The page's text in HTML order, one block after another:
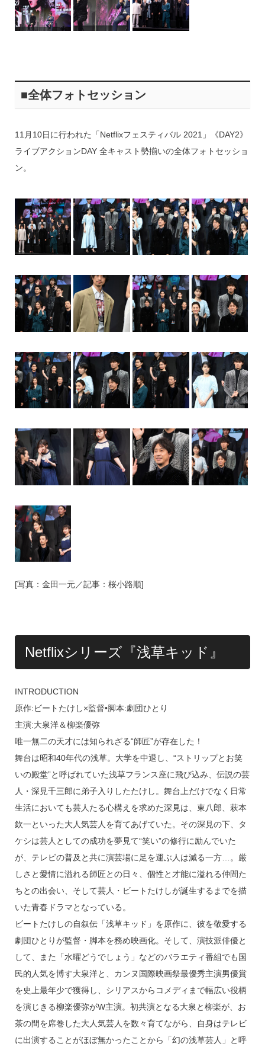
■全体フォトセッション
11月10日に行われた「Netflixフェスティバル 2021」《DAY2》
ライブアクションDAY 全キャスト勢揃いの全体フォトセッショ
ン。
[写真：金田一元／記事：桜小路順]
Netflixシリーズ『浅草キッド』
INTRODUCTION
原作:ビートたけし×監督•脚本:劇団ひとり
主演:大泉洋＆柳楽優弥
唯一無二の天才には知られざる“師匠”が存在した！
舞台は昭和40年代の浅草。大学を中退し、“ストリップとお笑
いの殿堂”と呼ばれていた浅草フランス座に飛び込み、伝説の芸
人・深見千三郎に弟子入りしたたけし。舞台上だけでなく日常
生活においても芸人たる心構えを求めた深見は、東八郎、萩本
欽一といった大人気芸人を育てあげていた。その深見の下、タ
ケシは芸人としての成功を夢見て“笑い”の修行に励んでいた
が、テレビの普及と共に演芸場に足を運ぶ人は減る一方…。厳
しさと愛情に溢れる師匠との日々、個性と才能に溢れる仲間た
ちとの出会い、そして芸人・ビートたけしが誕生するまでを描
いた青春ドラマとなっている。
ビートたけしの自叙伝「浅草キッド」を原作に、彼を敬愛する
劇団ひとりが監督・脚本を務め映画化。そして、演技派俳優と
して、また「水曜どうでしょう」などのバラエティ番組でも国
民的人気を博す大泉洋と、カンヌ国際映画祭最優秀主演男優賞
を史上最年少で獲得し、シリアスからコメディまで幅広い役柄
を演じきる柳楽優弥がW主演。初共演となる大泉と柳楽が、お
茶の間を席巻した大人気芸人を数々育てながら、自身はテレビ
に出演することがほぼ無かったことから「幻の浅草芸人」と呼